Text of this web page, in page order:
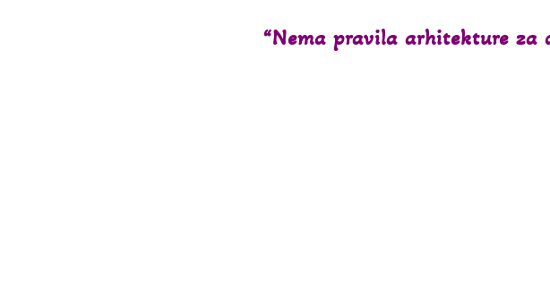
“Nema pravila arhitekture za